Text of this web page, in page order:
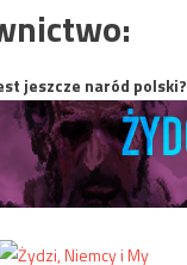
jeszcze naród polski?